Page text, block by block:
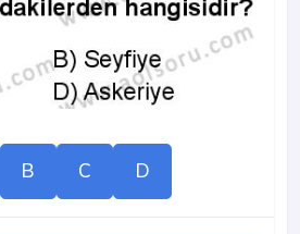
B C D